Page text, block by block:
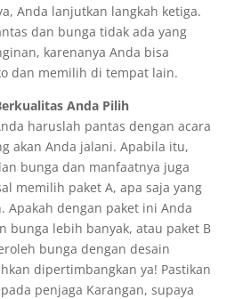
Anda lanjutkan langkah ketiga.
dan bunga tidak ada yang
karenanya Anda bisa
dan memilih di tempat lain.
Anda Pilih
haruslah pantas dengan acara
akan Anda jalani. Apabila itu,
bunga dan manfaatnya juga
memilih paket A, apa saja yang
Apakah dengan paket ini Anda
bunga lebih banyak, atau paket B
bunga dengan desain
dipertimbangkan ya! Pastikan
penjaga Karangan, supaya